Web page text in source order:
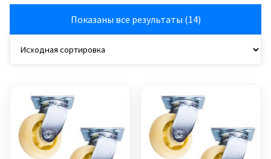
Показаны все результаты (14)